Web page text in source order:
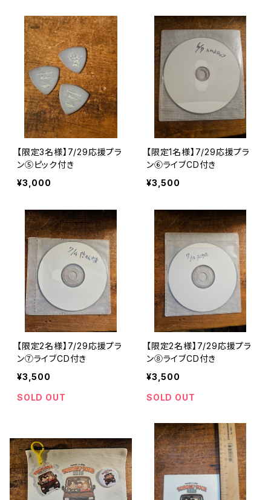
【限定3名様】7/29応援プラ
ン➄ピック付き
¥3,000
【限定1名様】7/29応援プラ
ン⑥ライブCD付き
¥3,500
【限定2名様】7/29応援プラ
ン⑦ライブCD付き
¥3,500
SOLD OUT
【限定2名様】7/29応援プラ
ン➇ライブCD付き
¥3,500
SOLD OUT